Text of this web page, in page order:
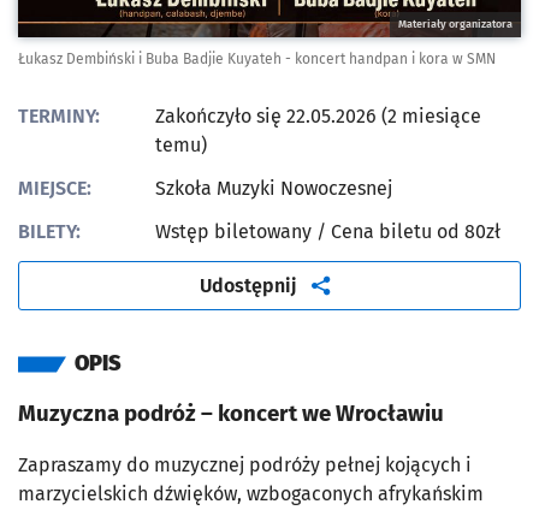
Materiały organizatora
Łukasz Dembiński i Buba Badjie Kuyateh - koncert handpan i kora w SMN
TERMINY:
Zakończyło się 22.05.2026 (2 miesiące
temu)
MIEJSCE:
Szkoła Muzyki Nowoczesnej
BILETY:
Wstęp biletowany / Cena biletu od 80zł
Udostępnij artykuł
OPIS
Muzyczna podróż – koncert we Wrocławiu
Zapraszamy do muzycznej podróży pełnej kojących i
marzycielskich dźwięków, wzbogaconych afrykańskim